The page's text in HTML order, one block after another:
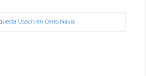
Usach en Cerro Navia